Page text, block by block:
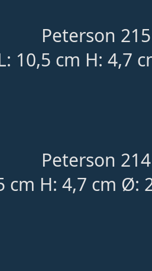
Peterson
10,5 cm H: 4,7
Peterson
cm H: 4,7 cm Ø: